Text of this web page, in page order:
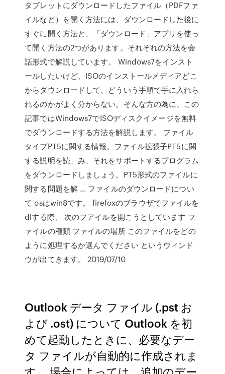
タブレットにダウンロードしたファイル（PDFファ
イルなど）を開く方法には、ダウンロードした後に
すぐに開く方法と、「ダウンロード」アプリを使っ
て開く方法の2つがあります。それぞれの方法を会
話形式で解説しています。 Windows7をインスト
ールしたいけど、ISOのインストールメディアどこ
からダウンロードして、どういう手順で手に入れら
れるのかがよく分からない。そんな方の為に、この
記事ではWindows7でISOディスクイメージを無料
でダウンロードする方法を解説します。 ファイル
タイプPT5に関する情報。ファイル拡張子PT5に関
する説明を読、み、それをサポートするプログラム
をダウンロードしましょう。PT5形式のファイルに
関する問題を解 … ファイルのダウンロードについ
て osはwin8です。 firefoxのブラウザでファイルを
dlする際、 次のフアイルを開こうとしています フ
ァイルの種類 ファイルの場所 このファイルをどの
ように処理するか選んでください というウィンド
ウが出てきます。 2019/07/10
Outlook データ ファイル (.pst お
よび .ost) について Outlook を初
めて起動したときに、必要なデー
タ ファイルが自動的に作成されま